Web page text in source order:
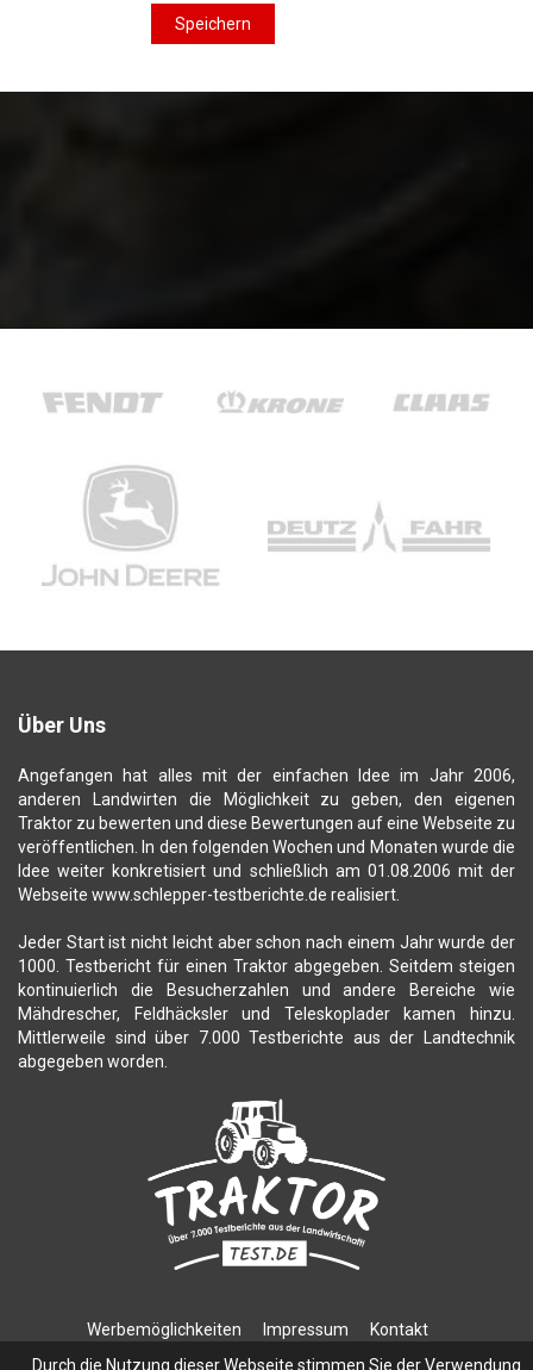
Speichern
Über Uns
Angefangen hat alles mit der einfachen Idee im Jahr 2006,
anderen Landwirten die Möglichkeit zu geben, den eigenen
Traktor zu bewerten und diese Bewertungen auf eine Webseite zu
veröffentlichen. In den folgenden Wochen und Monaten wurde die
Idee weiter konkretisiert und schließlich am 01.08.2006 mit der
Webseite www.schlepper-testberichte.de realisiert.
Jeder Start ist nicht leicht aber schon nach einem Jahr wurde der
1000. Testbericht für einen Traktor abgegeben. Seitdem steigen
kontinuierlich die Besucherzahlen und andere Bereiche wie
Mähdrescher, Feldhäcksler und Teleskoplader kamen hinzu.
Mittlerweile sind über 7.000 Testberichte aus der Landtechnik
abgegeben worden.
Werbemöglichkeiten Impressum
Kontakt
Durch die Nutzung dieser Webseite stimmen Sie der Verwendung